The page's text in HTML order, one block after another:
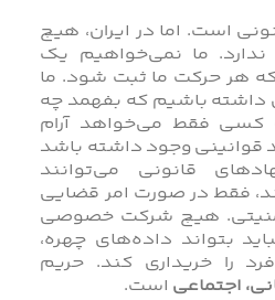
است. اما در ایران، هیچ
ما نمی‌خواهیم یک
هر حرکت ما ثبت شود. ما
باشیم که بفهمد چه
کسی فقط می‌خواهد آرام
قوانینی وجود داشته باشد
قانونی می‌توانند
فقط در صورت امر قضایی
هیچ شرکت خصوصی
بتواند داده‌های چهره،
را خریداری کند. حریم
اجتماعی است.